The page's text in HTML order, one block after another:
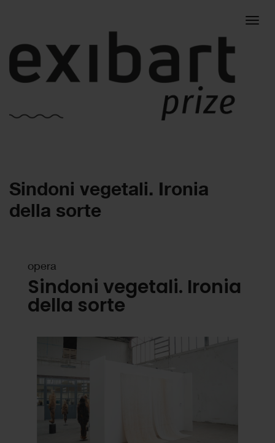
Sindoni vegetali. Ironia
della sorte
opera
Sindoni vegetali. Ironia
della sorte